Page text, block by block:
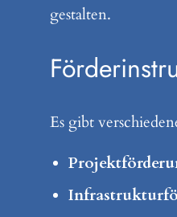
gestalten.
Es gibt